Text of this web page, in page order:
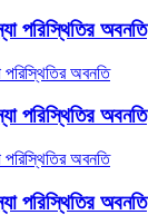
পরিস্থিতির অবনতি
পরিস্থিতির অবনতি
পরিস্থিতির অবনতি